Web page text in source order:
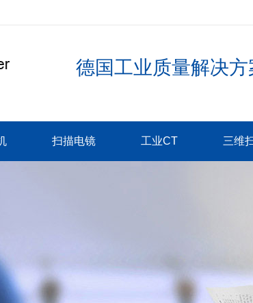
德国工业质量解决
扫描电镜 工业CT 三维